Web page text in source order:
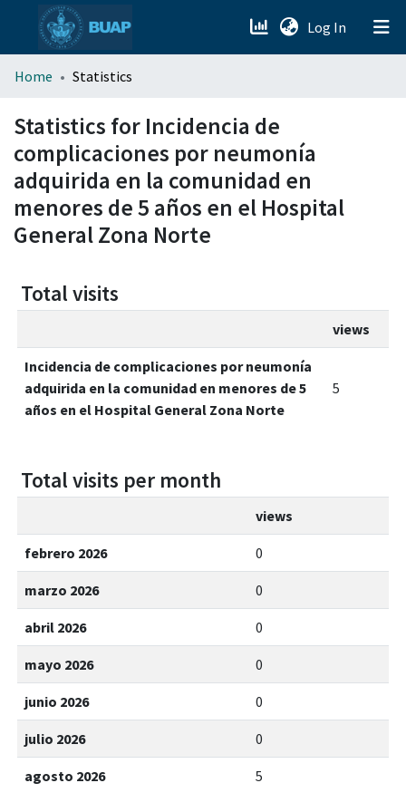
Log In (current)
menu.section.about_menu
All of DSpace
Home Statistics
Statistics for Incidencia de
complicaciones por neumonía
adquirida en la comunidad en
menores de 5 años en el Hospital
General Zona Norte
Total visits
views
Incidencia de complicaciones por neumonía
adquirida en la comunidad en menores de 5
años en el Hospital General Zona Norte
5
Total visits per month
views
febrero 2026 0
marzo 2026 0
abril 2026 0
mayo 2026 0
junio 2026 0
julio 2026 0
agosto 2026 5